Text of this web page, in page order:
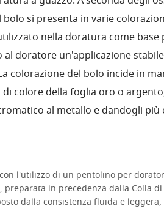
si presenta in varie
nella doratura come base
doratore un'applicazione
colorazione del bolo incide in
colore della foglia oro o
al metallo e dandogli più
l'utilizzo di un pentolino per
preparata in precedenza dalla Colla
dalla consistenza fluida e leggera,